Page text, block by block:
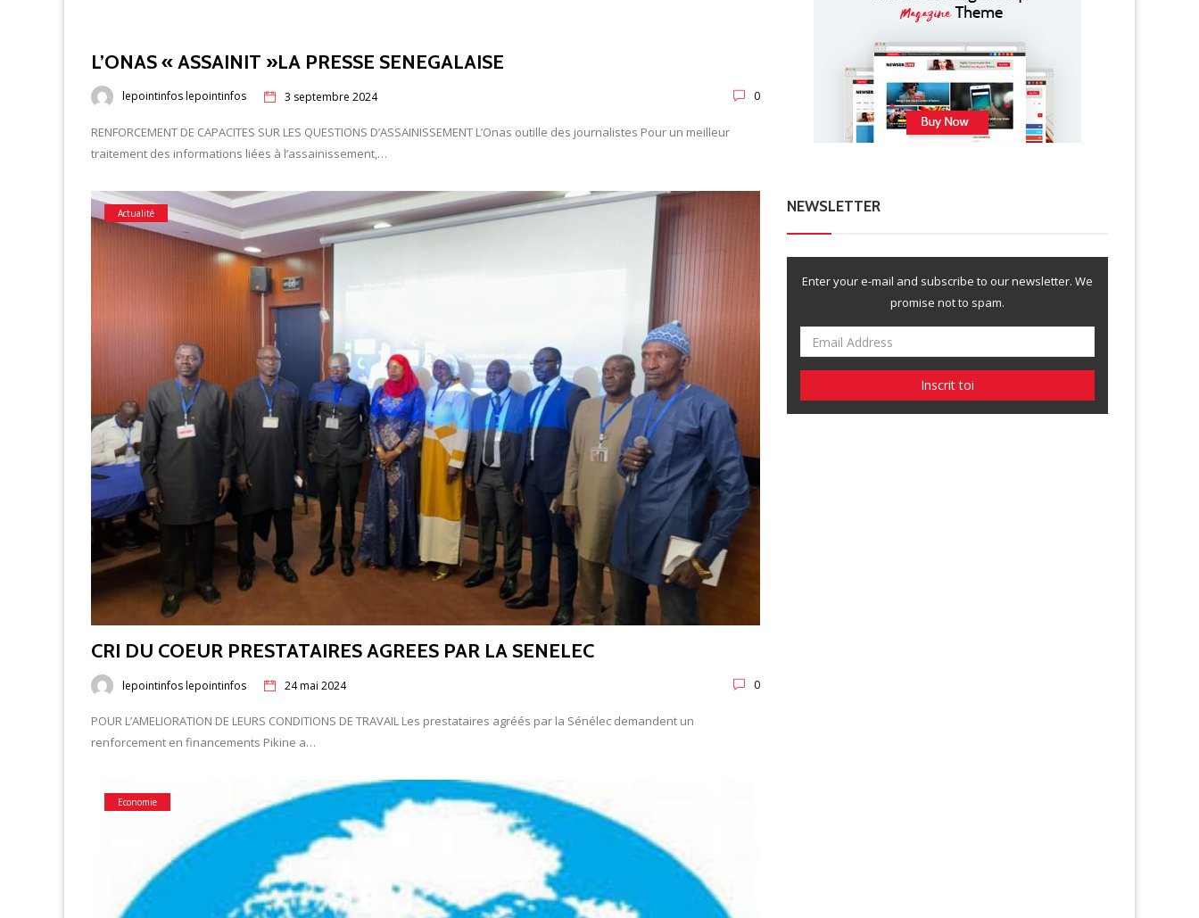
L’ONAS « ASSAINIT »LA PRESSE SENEGALAISE
lepointinfos lepointinfos 3 septembre 2024 0
RENFORCEMENT DE CAPACITES SUR LES QUESTIONS D’ASSAINISSEMENT L’Onas outille des journalistes Pour un meilleur
traitement des informations liées à l’assainissement,…
Actualité
CRI DU COEUR PRESTATAIRES AGREES PAR LA SENELEC
lepointinfos lepointinfos 24 mai 2024 0
POUR L’AMELIORATION DE LEURS CONDITIONS DE TRAVAIL Les prestataires agréés par la Sénélec demandent un
renforcement en financements Pikine a…
Economie
NEWSLETTER
Enter your e-mail and subscribe to our newsletter. We
promise not to spam.